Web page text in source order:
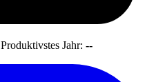
Produktivstes Jahr: --